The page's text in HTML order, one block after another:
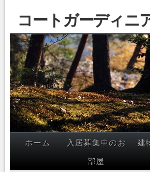
コートガーディニ
ホーム
入居募集中のお
部屋
建